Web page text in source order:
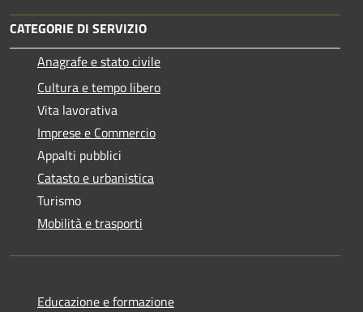
CATEGORIE DI SERVIZIO
Anagrafe e stato civile
Cultura e tempo libero
Vita lavorativa
Imprese e Commercio
Appalti pubblici
Catasto e urbanistica
Turismo
Mobilità e trasporti
Educazione e formazione